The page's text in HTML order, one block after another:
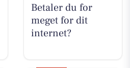
Betaler du for
meget for dit
internet?